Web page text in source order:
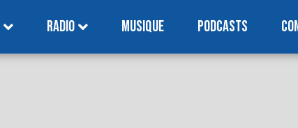
RADIO MUSIQUE PODCASTS